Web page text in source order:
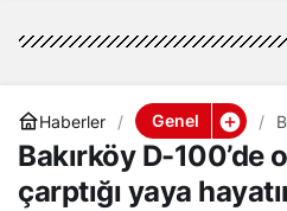
Haberler Genel
Bakırköy D-100’de
çarptığı yaya